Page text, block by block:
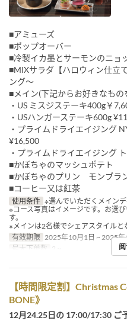
■アミューズ
■ポップオーバー
■冷製イカ墨とサーモンのニョ
■MIXサラダ【ハロウィン仕立
ング〜
■メイン(下記からお好きなも
・US ミスジステーキ400g￥
・USハンガーステーキ600g
・プライムドライエイジング
¥16,500
・プライムドライエイジング
■かぼちゃのマッシュポテト
■かぼちゃのプリン モンブラ
■コーヒー又は紅茶
使用条件 ※選んでいただくメイン
※コース写真はイメージです。お選
す。
※メインは2名様でシェアスタイルと
有效期限 2025年10月1日 ~ 2025年
最大下单数 2 ~
【時間限定割】Christmas
BONE》
12月24.25日の 17:00/17:30 ご